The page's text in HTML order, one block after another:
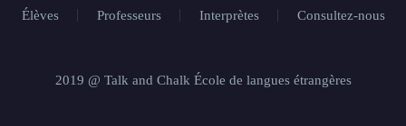
Élèves Professeurs Interprètes Consultez-nous
2019 @ Talk and Chalk École de langues étrangères